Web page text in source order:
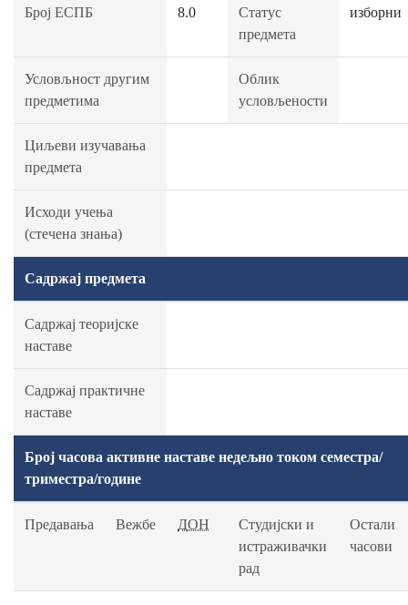
Број ЕСПБ 8.0
Статус
предмета
изборни
Условљност другим
предметима
Облик
условљености
Циљеви изучавања
предмета
Исходи учења
(стечена знања)
Садржај предмета
Садржај теоријске
наставе
Садржај практичне
наставе
Број часова активне наставе недељно током семестра/
триместра/године
Предавања Вежбе ДОН
Студијски и
истраживачки
рад
Остали
часови